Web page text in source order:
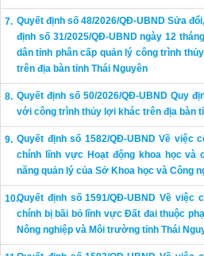
Quyết định số 48/2026/QĐ-UBND Sửa
định số 31/2025/QĐ-UBND ngày 12
dân tỉnh phân cấp quản lý công trình
trên địa bàn tỉnh Thái Nguyên
Quyết định số 50/2026/QĐ-UBND Quy
với công trình thủy lợi khác trên địa bàn
Quyết định số 1582/QĐ-UBND Về việc
chính lĩnh vực Hoạt động khoa học và
năng quản lý của Sở Khoa học và Công
Quyết định số 1591/QĐ-UBND Về việc
chính bị bãi bỏ lĩnh vực Đất đai thuộc
Nông nghiệp và Môi trường tỉnh Thái